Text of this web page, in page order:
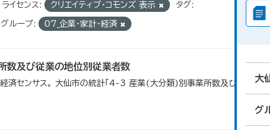
大
グ
ライセンス: クリエイティブ・コモンズ 表示 タグ:
グループ: 07_企業・家計・経済
数及び従業の地位別従業者数
経済センサス。 大仙市の統計「4-3 産業(大分類)別事業所数及び従業上